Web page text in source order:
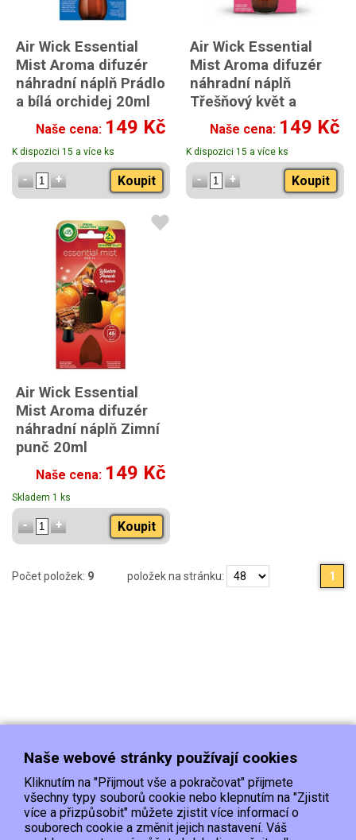
Air Wick Essential
Mist Aroma difuzér
náhradní náplň Prádlo
a bílá orchidej 20ml
Naše cena: 149 Kč
K dispozici 15 a více ks
Koupit
Air Wick Essential
Mist Aroma difuzér
náhradní náplň
Třešňový květ a
malina 20ml
Naše cena: 149 Kč
K dispozici 15 a více ks
Koupit
Air Wick Essential
Mist Aroma difuzér
náhradní náplň Zimní
punč 20ml
Naše cena: 149 Kč
Skladem 1 ks
Koupit
Počet položek: 9 položek na stránku: 1
Doprava Platba Kontakt/Reklamace
Naše webové stránky používají cookies
Kliknutím na "Přijmout vše a pokračovat" přijmete
všechny typy souborů cookie nebo klepnutím na "Zjistit
více a přizpůsobit" můžete zjistit více informací o
souborech cookie a změnit jejich nastavení. Váš